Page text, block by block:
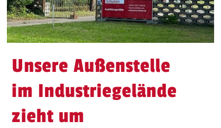
Unsere Außenstelle
im Industriegelände
zieht um